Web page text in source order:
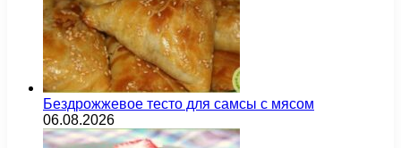
Бездрожжевое тесто для самсы с мясом
06.08.2026